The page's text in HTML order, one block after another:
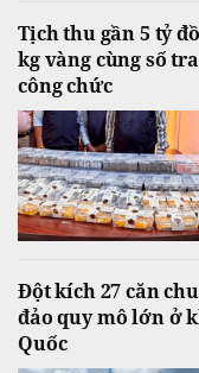
Tịch thu gần 5 tỷ
kg vàng cùng số
công chức
Đột kích 27 căn
đảo quy mô lớn ở
Quốc